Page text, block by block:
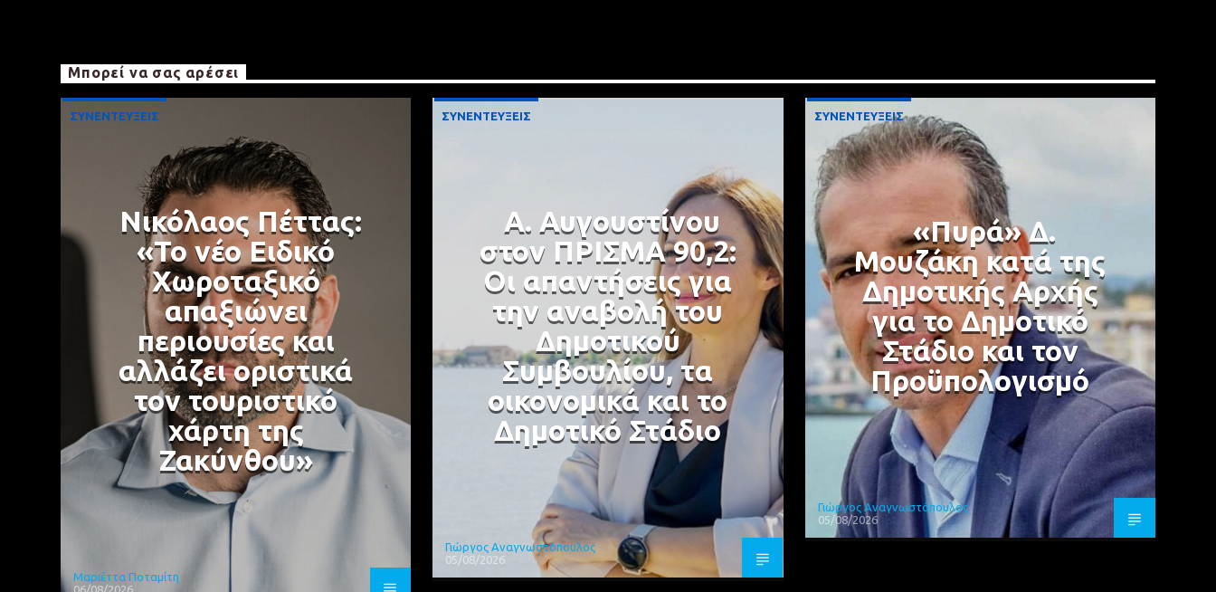
Μπορεί να σας αρέσει
ΣΥΝΕΝΤΕΥΞΕΙΣ
Νικόλαος Πέττας:
«Το νέο Ειδικό
Χωροταξικό
απαξιώνει
περιουσίες και
αλλάζει οριστικά
τον τουριστικό
χάρτη της
Ζακύνθου»
Μαριέττα Ποταμίτη
06/08/2026
ΣΥΝΕΝΤΕΥΞΕΙΣ
Α. Αυγουστίνου
στον ΠΡΙΣΜΑ 90,2:
Οι απαντήσεις για
την αναβολή του
Δημοτικού
Συμβουλίου, τα
οικονομικά και το
Δημοτικό Στάδιο
Γιώργος Αναγνωστόπουλος
05/08/2026
ΣΥΝΕΝΤΕΥΞΕΙΣ
«Πυρά» Δ.
Μουζάκη κατά της
Δημοτικής Αρχής
για το Δημοτικό
Στάδιο και τον
Προϋπολογισμό
Γιώργος Αναγνωστόπουλος
05/08/2026